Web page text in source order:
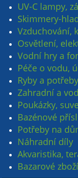
UV-C lampy,
Skimmery-
Vzduchování,
Osvětlení,
Vodní hry a
Péče o vodu,
Ryby a
Zahradní a
Poukázky,
Bazénové
Potřeby na
Náhradní díly
Akvaristika,
Bazarové zboží